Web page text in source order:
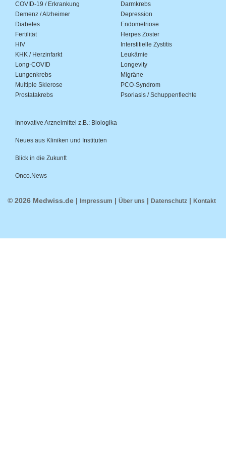
COVID-19 / Erkrankung
Darmkrebs
Demenz / Alzheimer
Depression
Diabetes
Endometriose
Fertilität
Herpes Zoster
HIV
Interstitielle Zystitis
KHK / Herzinfarkt
Leukämie
Long-COVID
Longevity
Lungenkrebs
Migräne
Multiple Sklerose
PCO-Syndrom
Prostatakrebs
Psoriasis / Schuppenflechte
Innovative Arzneimittel z.B.: Biologika
Neues aus Kliniken und Instituten
Blick in die Zukunft
Onco.News
© 2026 Medwiss.de | Impressum | Über uns | Datenschutz | Kontakt